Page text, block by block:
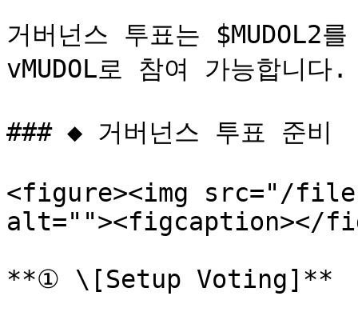
거버넌스 투표는 $MUDOL2
vMUDOL로 참여 가능합니다.
### ◆ 거버넌스 투표 준비
<figure><img src="/files/
alt=""><figcaption></
**① \[Setup Voting]**